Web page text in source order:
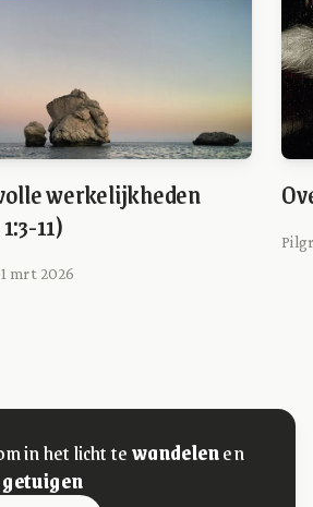
werkelijkheden
11)
mrt 2026
in het licht tewandelenen
getuigen